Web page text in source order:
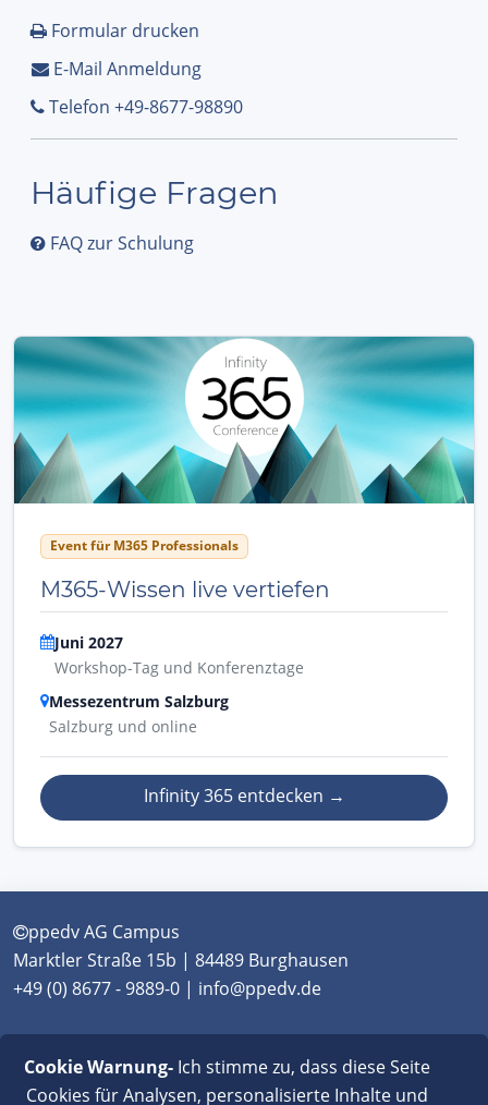
Formular drucken
E-Mail Anmeldung
Telefon +49-8677-98890
Häufige Fragen
FAQ zur Schulung
Event für M365 Professionals
M365-Wissen live vertiefen
Juni 2027
Workshop-Tag und Konferenztage
Messezentrum Salzburg
Salzburg und online
Infinity 365 entdecken →
ppedv AG Campus
Marktler Straße 15b | 84489 Burghausen
+49 (0) 8677 - 9889-0 | info@ppedv.de
Classroom
Cookie Warnung-Ich stimme zu, dass diese Seite
Cookies für Analysen, personalisierte Inhalte und